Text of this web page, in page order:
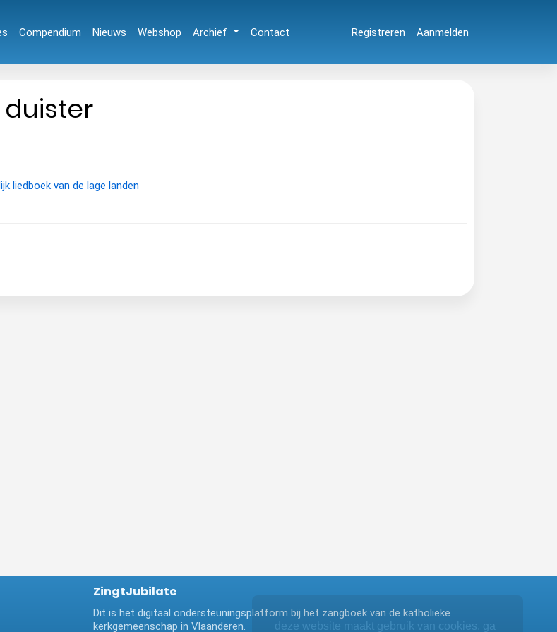
Compendium Nieuws Webshop Archief Contact Registreren Aanmelden
liedboek van de lage landen
ZingtJubilate
Dit is het digitaal ondersteuningsplatform bij het zangboek van de katholieke
kerkgemeenschap in Vlaanderen.
deze website maakt gebruik van cookies, ga